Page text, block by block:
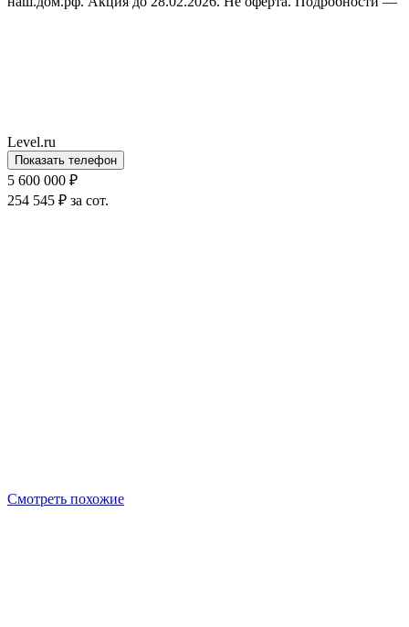
Level.ru
Показать телефон
5 600 000 ₽
254 545 ₽ за сот.
Смотреть похожие